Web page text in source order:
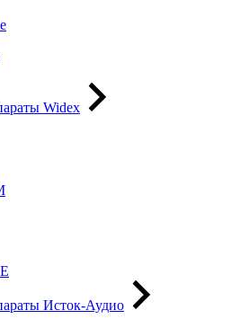
Widex
Исток-Аудио